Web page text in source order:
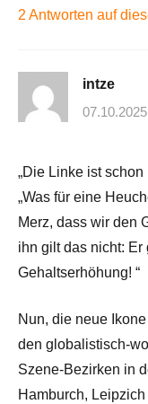
2 Antworten auf
intze
„Die Linke ist
„Was für eine
Merz, dass wir den
ihn gilt das nicht: Er
Gehaltserhöhung! “
Nun, die neue
den globalistisch-
Szene-Bezirken in
Hamburch,